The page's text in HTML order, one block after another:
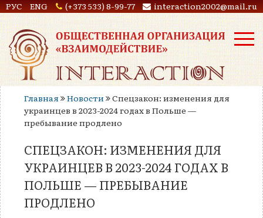
РУС ENG (+373 533) 8-99-77 interaction2002@mail.ru
Главная Новости
Спецзакон: изменения для
украинцев в 2023-2024 годах в Польше —
пребывание продлено
СПЕЦЗАКОН: ИЗМЕНЕНИЯ ДЛЯ
УКРАИНЦЕВ В 2023-2024 ГОДАХ В
ПОЛЬШЕ — ПРЕБЫВАНИЕ
ПРОДЛЕНО